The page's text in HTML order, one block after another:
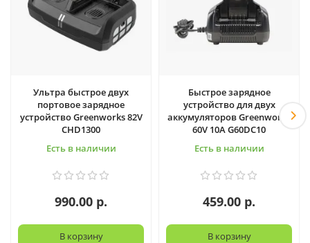
Ультра быстрое двух
портовое зарядное
устройство Greenworks 82V
CHD1300
Есть в наличии
990.00 р.
В корзину
Быстрое зарядное
устройство для двух
аккумуляторов Greenworks
60V 10А G60DC10
Есть в наличии
459.00 р.
В корзину